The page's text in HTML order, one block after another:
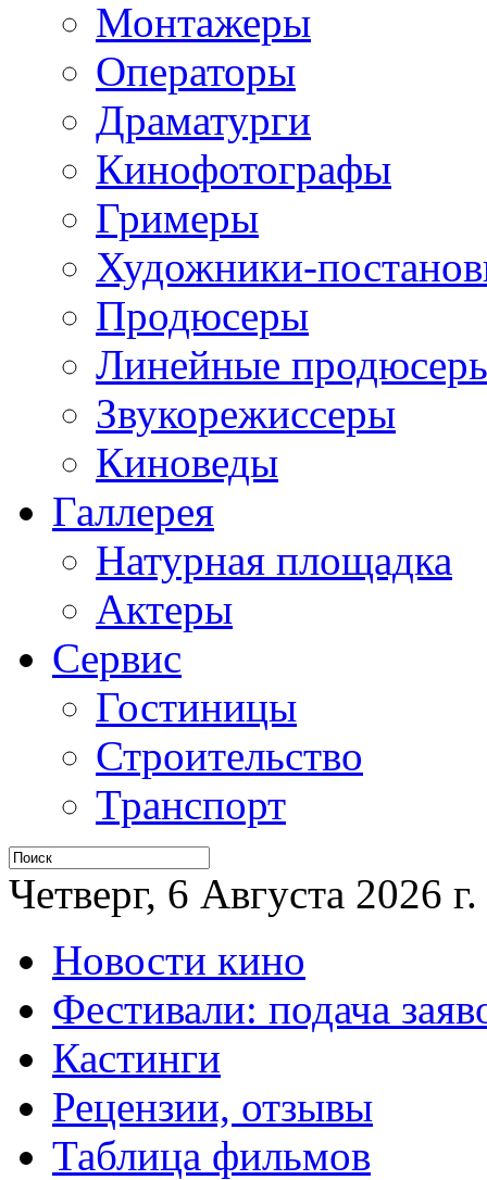
Монтажеры
Операторы
Драматурги
Кинофотографы
Гримеры
Художники-
Продюсеры
Линейные
Звукорежиссеры
Киноведы
Галлерея
Натурная площадка
Актеры
Сервис
Гостиницы
Строительство
Транспорт
Четверг, 6 Августа 2026 г.
Новости кино
Фестивали: подача
Кастинги
Рецензии, отзывы
Таблица фильмов